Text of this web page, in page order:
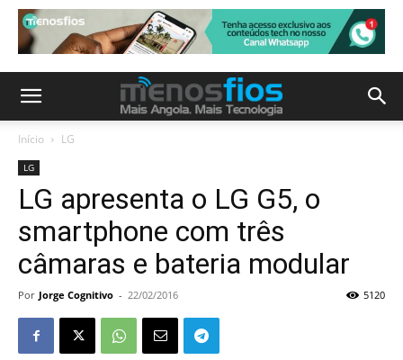
Início LG
LG
LG apresenta o LG G5, o
smartphone com três
câmaras e bateria modular
Por Jorge Cognitivo - 22/02/2016 5120